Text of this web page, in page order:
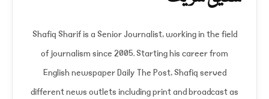
Shafiq Sharif is a Senior Journalist, working in the field
of journalism since 2005. Starting his career from
English newspaper Daily The Post, Shafiq served
different news outlets including print and broadcast as